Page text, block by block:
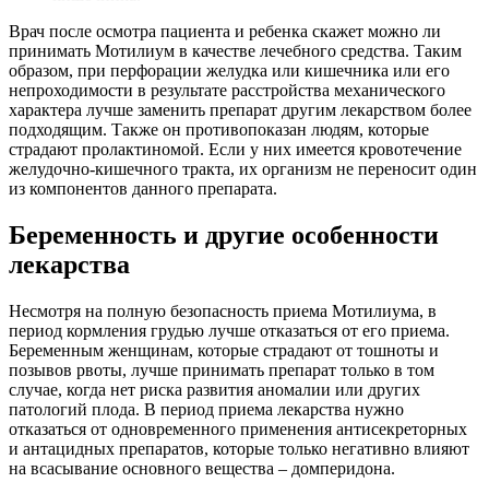
Врач после осмотра пациента и ребенка скажет можно ли
принимать Мотилиум в качестве лечебного средства. Таким
образом, при перфорации желудка или кишечника или его
непроходимости в результате расстройства механического
характера лучше заменить препарат другим лекарством более
подходящим. Также он противопоказан людям, которые
страдают пролактиномой. Если у них имеется кровотечение
желудочно-кишечного тракта, их организм не переносит один
из компонентов данного препарата.
Беременность и другие особенности
лекарства
Несмотря на полную безопасность приема Мотилиума, в
период кормления грудью лучше отказаться от его приема.
Беременным женщинам, которые страдают от тошноты и
позывов рвоты, лучше принимать препарат только в том
случае, когда нет риска развития аномалии или других
патологий плода. В период приема лекарства нужно
отказаться от одновременного применения антисекреторных
и антацидных препаратов, которые только негативно влияют
на всасывание основного вещества – домперидона.